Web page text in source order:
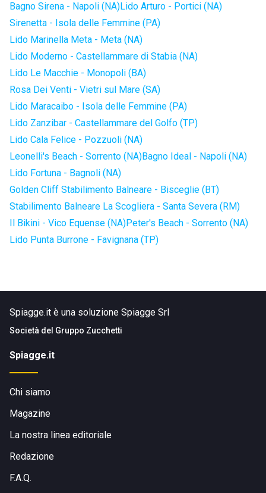
Bagno Sirena - Napoli (NA)Lido Arturo - Portici (NA)
Sirenetta - Isola delle Femmine (PA)
Lido Marinella Meta - Meta (NA)
Lido Moderno - Castellammare di Stabia (NA)
Lido Le Macchie - Monopoli (BA)
Rosa Dei Venti - Vietri sul Mare (SA)
Lido Maracaibo - Isola delle Femmine (PA)
Lido Zanzibar - Castellammare del Golfo (TP)
Lido Cala Felice - Pozzuoli (NA)
Leonelli's Beach - Sorrento (NA)Bagno Ideal - Napoli (NA)
Lido Fortuna - Bagnoli (NA)
Golden Cliff Stabilimento Balneare - Bisceglie (BT)
Stabilimento Balneare La Scogliera - Santa Severa (RM)
Il Bikini - Vico Equense (NA)Peter's Beach - Sorrento (NA)
Lido Punta Burrone - Favignana (TP)
Spiagge.it è una soluzione Spiagge Srl
Società del Gruppo Zucchetti
Spiagge.it
Chi siamo
Magazine
La nostra linea editoriale
Redazione
F.A.Q.